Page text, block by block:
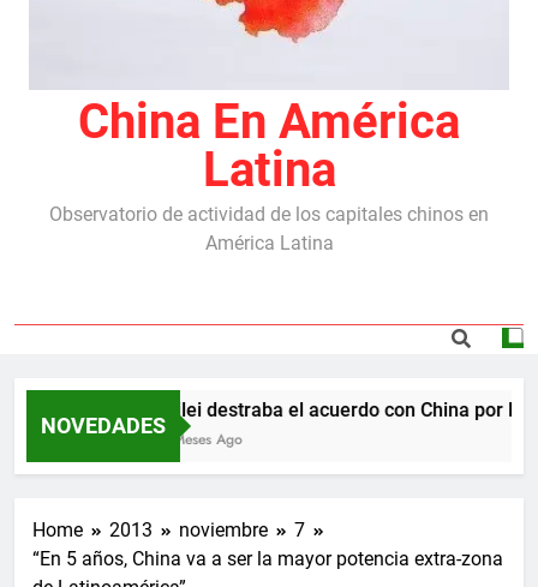
China En América
Latina
Observatorio de actividad de los capitales chinos en
América Latina
NOVEDADES
Milei destraba el acuerdo con China por las
5 Meses Ago
Home 2013 noviembre
7
“En 5 años, China va a ser la mayor potencia extra-zona